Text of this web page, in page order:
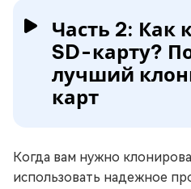
Часть 2: Как
SD-карту?
лучший
карт
Когда вам нужно
использовать надежное